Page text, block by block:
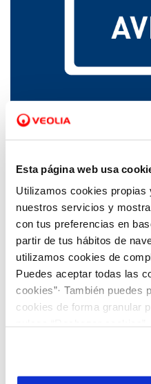
Esta página web usa
Utilizamos cookies propias
nuestros servicios y
con tus preferencias en
partir de tus hábitos de
utilizamos cookies de
Puedes aceptar todas las
cookies”· También puedes
cookies de forma granular
son indispensables para
por tanto no se pueden
20 JUL 2023
Comunicado